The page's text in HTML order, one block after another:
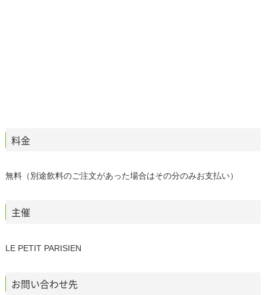
料金
無料（別途飲料のご注文があった場合はその分のみお支払い）
主催
LE PETIT PARISIEN
お問い合わせ先